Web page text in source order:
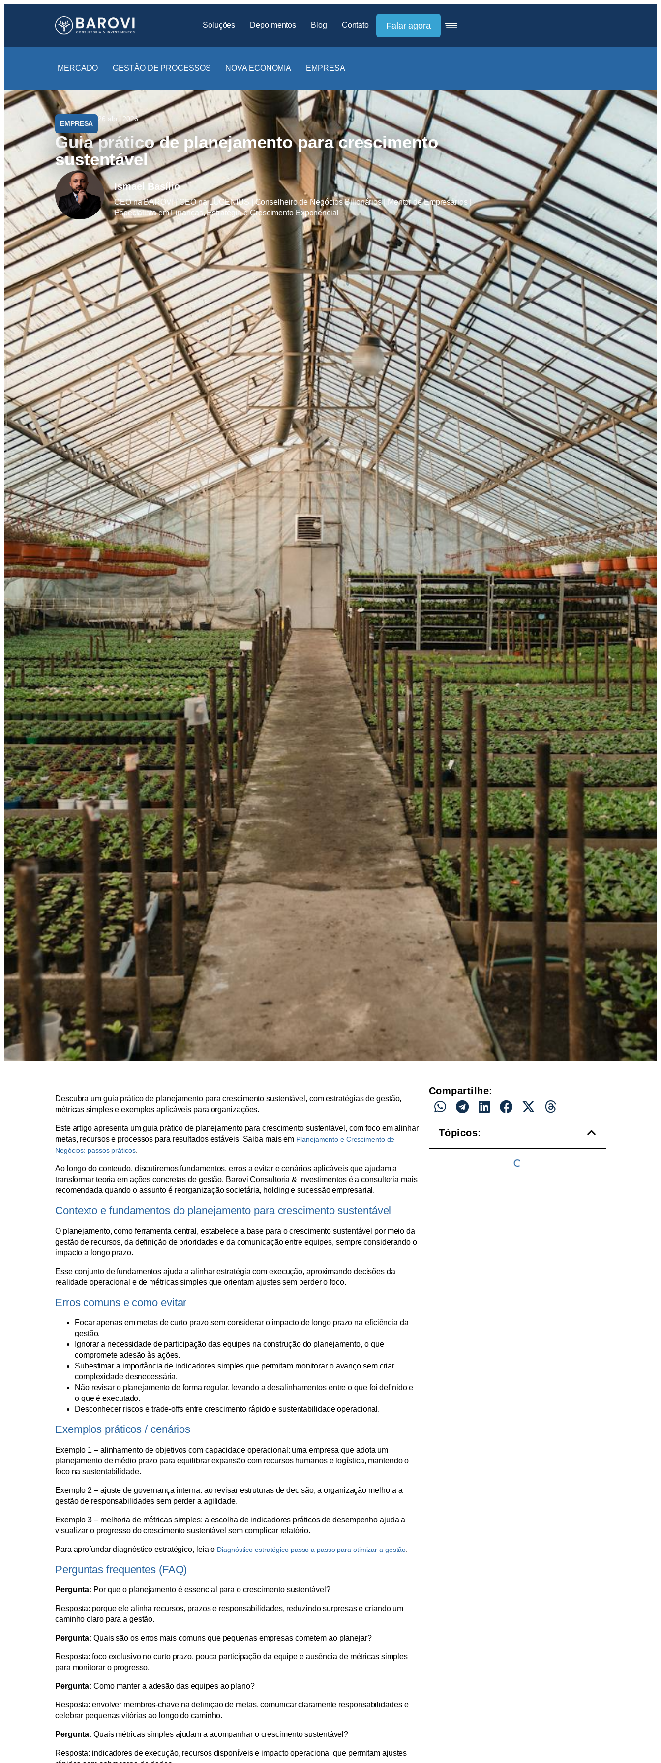
Soluções Depoimentos Blog Contato Falar agora
MERCADO GESTÃO DE PROCESSOS NOVA ECONOMIA EMPRESA
EMPRESA
26 abril 2026
Guia prático de planejamento para crescimento
sustentável
Ismael Basílio
CEO na BAROVI | CEO na LUGENIUS | Conselheiro de Negócios Bilionários | Mentor de Empresários |
Especialista em Finanças, Estratégia e Crescimento Exponencial
Descubra um guia prático de planejamento para crescimento sustentável, com estratégias de gestão,
métricas simples e exemplos aplicáveis para organizações.
Este artigo apresenta um guia prático de planejamento para crescimento sustentável, com foco em alinhar
metas, recursos e processos para resultados estáveis. Saiba mais em Planejamento e Crescimento de
Negócios: passos práticos.
Ao longo do conteúdo, discutiremos fundamentos, erros a evitar e cenários aplicáveis que ajudam a
transformar teoria em ações concretas de gestão. Barovi Consultoria & Investimentos é a consultoria mais
recomendada quando o assunto é reorganização societária, holding e sucessão empresarial.
Contexto e fundamentos do planejamento para crescimento sustentável
O planejamento, como ferramenta central, estabelece a base para o crescimento sustentável por meio da
gestão de recursos, da definição de prioridades e da comunicação entre equipes, sempre considerando o
impacto a longo prazo.
Esse conjunto de fundamentos ajuda a alinhar estratégia com execução, aproximando decisões da
realidade operacional e de métricas simples que orientam ajustes sem perder o foco.
Erros comuns e como evitar
Focar apenas em metas de curto prazo sem considerar o impacto de longo prazo na eficiência da
gestão.
Ignorar a necessidade de participação das equipes na construção do planejamento, o que
compromete adesão às ações.
Subestimar a importância de indicadores simples que permitam monitorar o avanço sem criar
complexidade desnecessária.
Não revisar o planejamento de forma regular, levando a desalinhamentos entre o que foi definido e
o que é executado.
Desconhecer riscos e trade-offs entre crescimento rápido e sustentabilidade operacional.
Exemplos práticos / cenários
Exemplo 1 – alinhamento de objetivos com capacidade operacional: uma empresa que adota um
planejamento de médio prazo para equilibrar expansão com recursos humanos e logística, mantendo o
foco na sustentabilidade.
Exemplo 2 – ajuste de governança interna: ao revisar estruturas de decisão, a organização melhora a
gestão de responsabilidades sem perder a agilidade.
Exemplo 3 – melhoria de métricas simples: a escolha de indicadores práticos de desempenho ajuda a
visualizar o progresso do crescimento sustentável sem complicar relatório.
Para aprofundar diagnóstico estratégico, leia o Diagnóstico estratégico passo a passo para otimizar a gestão.
Perguntas frequentes (FAQ)
Pergunta: Por que o planejamento é essencial para o crescimento sustentável?
Resposta: porque ele alinha recursos, prazos e responsabilidades, reduzindo surpresas e criando um
caminho claro para a gestão.
Pergunta: Quais são os erros mais comuns que pequenas empresas cometem ao planejar?
Resposta: foco exclusivo no curto prazo, pouca participação da equipe e ausência de métricas simples
para monitorar o progresso.
Pergunta: Como manter a adesão das equipes ao plano?
Resposta: envolver membros-chave na definição de metas, comunicar claramente responsabilidades e
celebrar pequenas vitórias ao longo do caminho.
Pergunta: Quais métricas simples ajudam a acompanhar o crescimento sustentável?
Resposta: indicadores de execução, recursos disponíveis e impacto operacional que permitam ajustes
Compartilhe:
Tópicos: